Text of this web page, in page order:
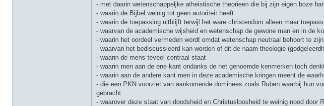
- met daarin wetenschappeljke atheistische theorieen die bij zijn eigen boze
- waarin de Bijbel weinig tot geen autoriteit heeft
- waarin de toepassing uitblijft terwijl het ware christendom alleen maar
- waarvan de academische wijsheid en wetenschap de gewone man en in de
- waarin het oordeel vermeden wordt omdat wetenschap neutraal behoort te zijn
- waarvan het bediscussieerd kan worden of dit de naam theologie
- waarin de mens teveel centraal staat
- waarin men aan de ene kant ondanks de net genoemde kenmerken toch
- waarin aan de andere kant men in deze academische kringen meent de
- die een PKN voorziet van aankomende dominees zoals Ruben waarbij hun
gebracht
- waarover deze staat van doodsheid en Christusloosheid te weinig nood door